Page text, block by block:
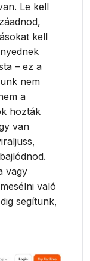
Le kell
kell
– ez a
nem
a
hozták
van
vagy
való
segítünk,